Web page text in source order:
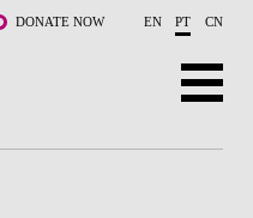
DONATE NOW EN PT CN